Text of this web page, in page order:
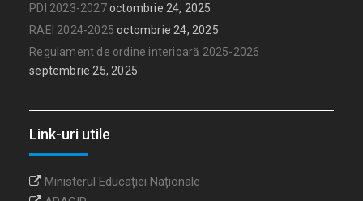
PDI 2023-2027 octombrie 24, 2025
RAEI 2024-2025 octombrie 24, 2025
Regulament de ordine interioară 2025-2026
septembrie 25, 2025
Link-uri utile
Ministerul Educației Naționale